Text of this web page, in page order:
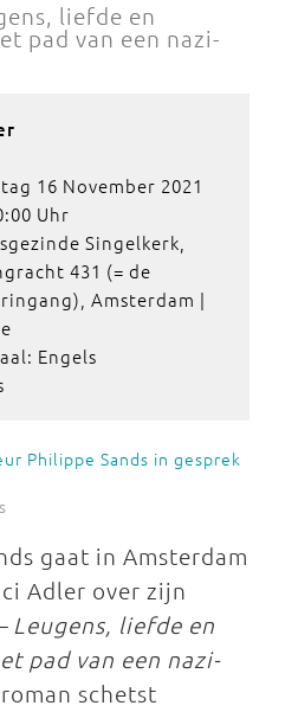
liefde en
pad van een nazi-
16 November 2021
Uhr
Singelkerk,
431 (= de
Amsterdam |
Engels
gaat in Amsterdam
Adler over zijn
Leugens, liefde en
pad van een nazi-
schetst